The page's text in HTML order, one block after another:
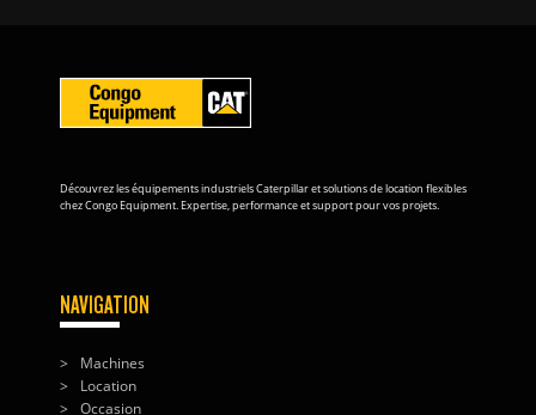
Découvrez les équipements industriels Caterpillar et solutions de location flexibles
chez Congo Equipment. Expertise, performance et support pour vos projets.
NAVIGATION
Machines
Location
Occasion